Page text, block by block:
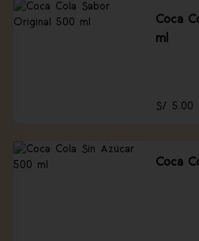
Coca
ml
S/ 5.00
Coca